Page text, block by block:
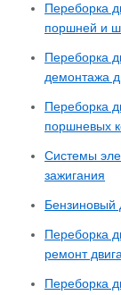
Переборка
поршней и
Переборка
демонтажа
Переборка
поршневых
Системы
зажигания
Бензиновый
Переборка
ремонт
Переборка